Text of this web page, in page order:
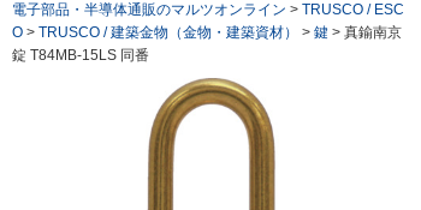
電子部品・半導体通販のマルツオンライン > TRUSCO / ESC
O > TRUSCO / 建築金物（金物・建築資材） > 鍵 > 真鍮南京
錠 T84MB-15LS 同番